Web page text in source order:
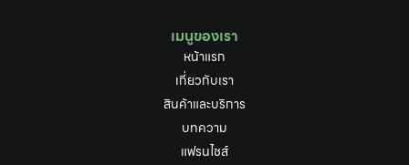
เมนูของเรา
หน้าแรก
เกี่ยวกับเรา
สินค้าและบริการ
บทความ
แฟรนไชส์